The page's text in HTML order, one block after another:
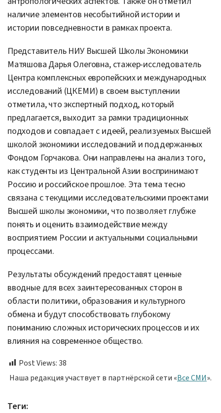
наличие элементов несобытийной истории и
истории повседневности в рамках проекта.
Представитель НИУ Высшей Школы Экономики
Матяшова Дарья Олеговна, стажер-исследователь
Центра комплексных европейских и международных
исследований (ЦКЕМИ) в своем выступлении
отметила, что экспертный подход, который
предлагается, выходит за рамки традиционных
подходов и совпадает с идеей, реализуемых Высшей
школой экономики исследований и поддержанных
Фондом Горчакова. Они направлены на анализ того,
как студенты из Центральной Азии воспринимают
Россию и российское прошлое. Эта тема тесно
связана с текущими исследовательскими проектами
Высшей школы экономики, что позволяет глубже
понять и оценить взаимодействие между
восприятием России и актуальными социальными
процессами.
Результаты обсуждений предоставят ценные
вводные для всех заинтересованных сторон в
области политики, образования и культурного
обмена и будут способствовать глубокому
пониманию сложных исторических процессов и их
влияния на современное общество.
Post Views:38
Наша редакция участвует в партнёрской сети «Все СМИ».
Теги: